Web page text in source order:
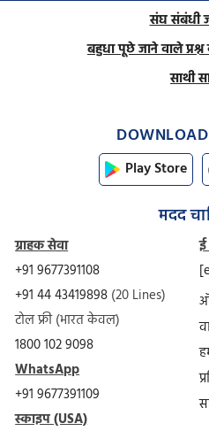
संघ संबंधी
बहुधा पूछे जाने वाले प्रश्न
साथी
Play Store
मदद
ग्राहक सेवा
+91 9677391108
+91 44 43419898 (20 Lines)
टोल फ्री (भारत केवल)
1800 102 9098
WhatsApp
+91 9677391109
स्काइप (USA)